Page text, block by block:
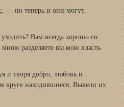
— но теперь и они могут
Вам всегда хорошо со
разделяете вы мою власть
и творя добро, любовь и
круге находившиеся. Вывели их